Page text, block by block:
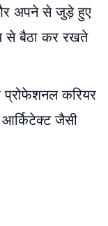
अपने से जुड़े हुए
से बैठा कर रखते
प्रोफेशनल करियर
आर्किटेक्ट जैसी